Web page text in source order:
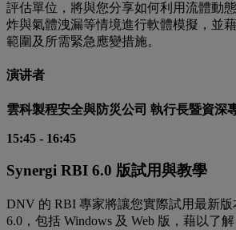
評估單位，將與您分享如何利用流體動
炸與氣體洩漏等情境進行軟體模擬，並
範圍及所需緊急應變措施。
演讲者
雲科製程安全與防災公司 執行長暨資深
15:45 - 16:45
Synergi RBI 6.0 版試用與教學
DNV 的 RBI 專家將讓您實際試用最新版
6.0，包括 Windows 及 Web 版，藉以了